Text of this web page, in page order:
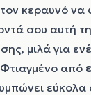
κεραυνό να
σου αυτή
μιλά για
από